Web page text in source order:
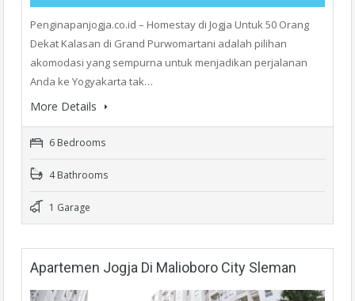
Penginapanjogja.co.id – Homestay di Jogja Untuk 50 Orang
Dekat Kalasan di Grand Purwomartani adalah pilihan
akomodasi yang sempurna untuk menjadikan perjalanan
Anda ke Yogyakarta tak…
More Details
6 Bedrooms
4 Bathrooms
1 Garage
Apartemen Jogja Di Malioboro City Sleman